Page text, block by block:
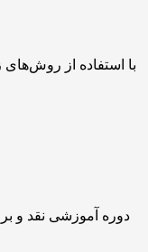
با استفاده از روش‌های
دوره آموزشی نقد و